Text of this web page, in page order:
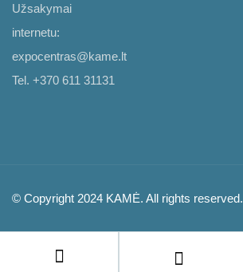
Užsakymai
internetu:
expocentras@kame.lt
Tel. +370 611 31131
© Copyright 2024 KAMĖ. All rights reserved.